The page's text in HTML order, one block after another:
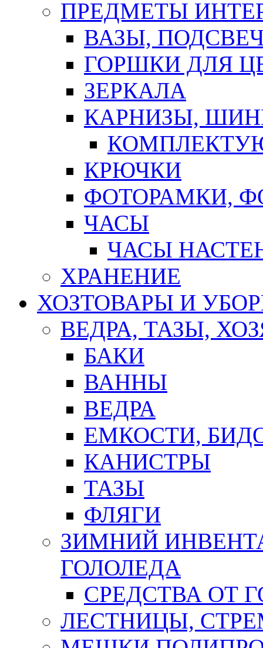
ПРЕДМЕТЫ
ВАЗЫ,
ГОРШКИ ДЛЯ
ЗЕРКАЛА
КАРНИЗЫ,
КРЮЧКИ
ФОТОРАМКИ,
ЧАСЫ
ЧАСЫ
ХРАНЕНИЕ
ХОЗТОВАРЫ И
ВЕДРА, ТАЗЫ,
БАКИ
ВАННЫ
ВЕДРА
ЕМКОСТИ,
КАНИСТРЫ
ТАЗЫ
ФЛЯГИ
ЗИМНИЙ
ГОЛОЛЕДА
СРЕДСТВА ОТ
ЛЕСТНИЦЫ,